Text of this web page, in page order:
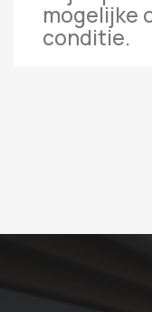
mogelijke
conditie.